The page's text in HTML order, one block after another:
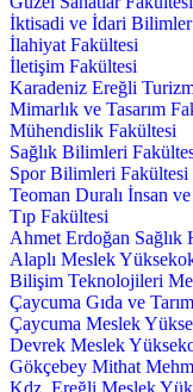
İktisadi ve İdari
İlahiyat Fakültesi
İletişim Fakültesi
Karadeniz Ereğli
Mimarlık ve Tasarım
Mühendislik Fakültesi
Sağlık Bilimleri
Spor Bilimleri Fakültesi
Teoman Duralı İnsan
Tıp Fakültesi
Ahmet Erdoğan
Alaplı Meslek
Bilişim Teknolojileri
Çaycuma Gıda ve
Çaycuma Meslek
Devrek Meslek
Gökçebey Mithat